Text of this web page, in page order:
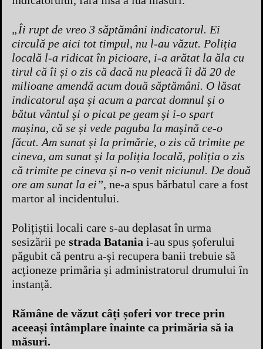
„Îi rupt de vreo 3 săptămâni indicatorul. Ei
circulă pe aici tot timpul, nu l-au văzut. Poliția
locală l-a ridicat în picioare, i-a arătat la ăla cu
tirul că îi și o zis că dacă nu pleacă îi dă 20 de
milioane amendă acum două săptămâni. O lăsat
indicatorul așa și acum a parcat domnul și o
bătut vântul și o picat pe geam și i-o spart
mașina, că se și vede paguba la mașină ce-o
făcut. Am sunat și la primărie, o zis că trimite pe
cineva, am sunat și la poliția locală, poliția o zis
că trimite pe cineva și n-o venit niciunul. De două
ore am sunat la ei”, ne-a spus bărbatul care a fost
martor al incidentului.
Polițiștii locali care s-au deplasat în urma
sesizării pe strada Batania i-au spus șoferului
păgubit că pentru a-și recupera banii trebuie să
acționeze primăria și administratorul drumului în
instanță.
Rămâne de văzut câți șoferi vor trece prin
aceeași întâmplare înainte ca primăria să ia
măsuri.